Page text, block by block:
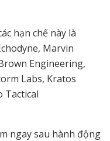
hạn chế này là
Marvin
Engineering,
Labs, Kratos
Tactical
ngay sau hành động